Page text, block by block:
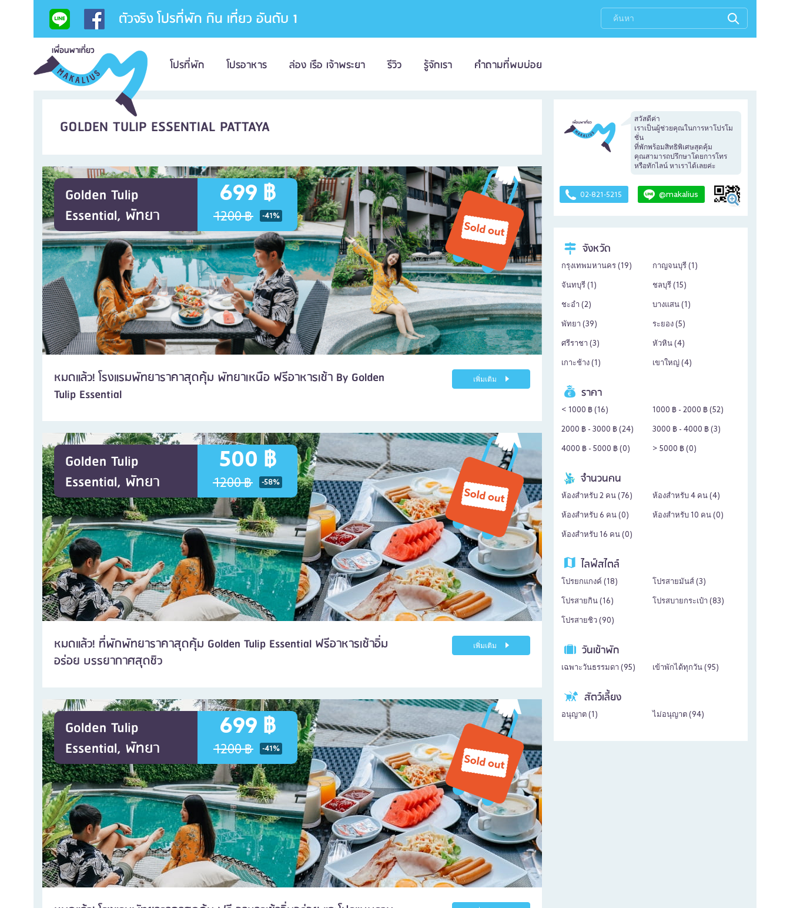
ตัวจริง โปรที่พัก กิน เที่ยว อันดับ 1
โปรที่พัก โปรอาหาร ล่อง เรือ เจ้าพระยา รีวิว รู้จักเรา คำถามที่พบบ่อย
GOLDEN TULIP ESSENTIAL PATTAYA
Golden Tulip
Essential, พัทยา
699 ฿
1200 ฿ -41%
หมดแล้ว! โรงแรมพัทยาราคาสุดคุ้ม พัทยาเหนือ ฟรีอาหารเช้า By Golden
Tulip Essential
เพิ่มเติม
Golden Tulip
Essential, พัทยา
500 ฿
1200 ฿ -58%
หมดแล้ว! ที่พักพัทยาราคาสุดคุ้ม Golden Tulip Essential ฟรีอาหารเช้าอิ่ม
อร่อย บรรยากาศสุดชิว
เพิ่มเติม
Golden Tulip
Essential, พัทยา
699 ฿
1200 ฿ -41%
สวัสดีค่า
เราเป็นผู้ช่วยคุณในการหาโปรโม
ชั่น
ที่พักพร้อมสิทธิพิเศษสุดคุ้ม
คุณสามารถปรึกษาโดยการโทร
หรือทักไลน์ หาเราได้เลยค่ะ
02-821-5215 @makalius
จังหวัด
กรุงเทพมหานคร (19) กาญจนบุรี (1 )
จันทบุรี (1 ) ชลบุรี (15)
ชะอำ (2) บางแสน (1 )
พัทยา (39) ระยอง (5)
ศรีราชา (3) หัวหิน (4)
เกาะช้าง (1 ) เขาใหญ่ (4)
ราคา
< 1000 ฿ (16) 1000 ฿ - 2000 ฿ (52)
2000 ฿ - 3000 ฿ (24) 3000 ฿ - 4000 ฿ (3)
4000 ฿ - 5000 ฿ (0) > 5000 ฿ (0)
จำนวนคน
ห้องสำหรับ 2 คน ( 76) ห้องสำหรับ 4 คน (4)
ห้องสำหรับ 6 คน (0) ห้องสำหรับ 10 คน (0)
ห้องสำหรับ 16 คน (0)
ไลฟ์สไตล์
โปรยกแกงค์ (18) โปรสายมันส์ (3)
โปรสายกิน (16) โปรสบายกระเป๋า (83)
โปรสายชิว ( 90)
วันเข้าพัก
เฉพาะวันธรรมดา ( 95) เข้าพักได้ทุกวัน ( 95)
สัตว์เลี้ยง
อนุญาต (1 ) ไม่อนุญาต ( 94)